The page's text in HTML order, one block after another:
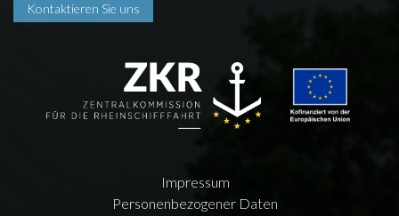
Kontaktieren Sie uns
Impressum
Personenbezogener Daten